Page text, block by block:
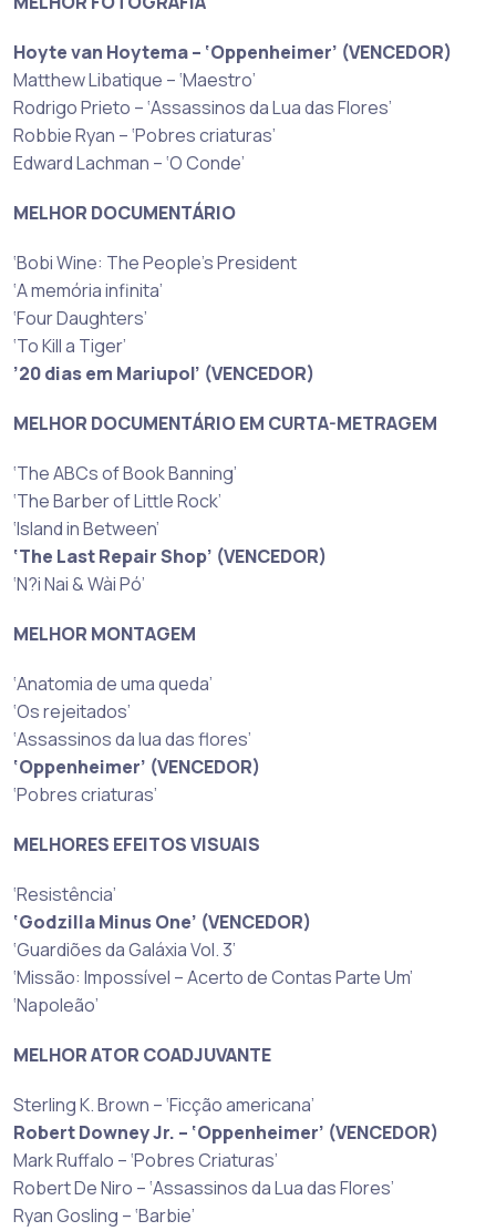
Hoyte van Hoytema – ‘Oppenheimer’ (VENCEDOR)
Matthew Libatique – ‘Maestro’
Rodrigo Prieto – ‘Assassinos da Lua das Flores’
Robbie Ryan – ‘Pobres criaturas’
Edward Lachman – ‘O Conde’
MELHOR DOCUMENTÁRIO
‘Bobi Wine: The People’s President
‘A memória infinita’
‘Four Daughters’
‘To Kill a Tiger’
’20 dias em Mariupol’ (VENCEDOR)
MELHOR DOCUMENTÁRIO EM CURTA-METRAGEM
‘The ABCs of Book Banning’
‘The Barber of Little Rock’
‘Island in Between’
‘The Last Repair Shop’ (VENCEDOR)
‘N?i Nai & Wài Pó’
MELHOR MONTAGEM
‘Anatomia de uma queda’
‘Os rejeitados’
‘Assassinos da lua das flores’
‘Oppenheimer’ (VENCEDOR)
‘Pobres criaturas’
MELHORES EFEITOS VISUAIS
‘Resistência’
‘Godzilla Minus One’ (VENCEDOR)
‘Guardiões da Galáxia Vol. 3’
‘Missão: Impossível – Acerto de Contas Parte Um’
‘Napoleão’
MELHOR ATOR COADJUVANTE
Sterling K. Brown – ‘Ficção americana’
Robert Downey Jr. – ‘Oppenheimer’ (VENCEDOR)
Mark Ruffalo – ‘Pobres Criaturas’
Robert De Niro – ‘Assassinos da Lua das Flores’
Ryan Gosling – ‘Barbie’